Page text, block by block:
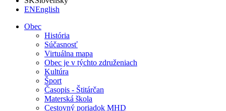
ENEnglish
Obec
História
Súčasnosť
Virtuálna mapa
Obec je v týchto združeniach
Kultúra
Šport
Časopis - Štitárčan
Materská škola
Cestovný poriadok MHD